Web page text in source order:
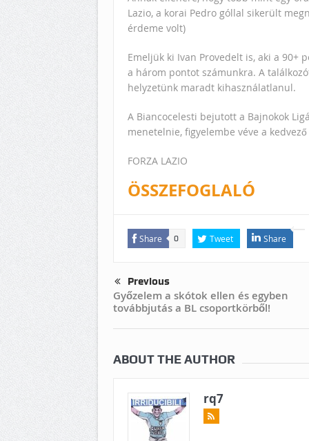
Lazio, a korai Pedro góllal sikerült
érdeme volt)
Emeljük ki Ivan Provedelt is, aki a 90+
a három pontot számunkra. A
helyzetünk maradt kihasználatlanul.
A Biancocelesti bejutott a Bajnokok
menetelnie, figyelembe véve a
FORZA LAZIO
ÖSSZEFOGLALÓ
Share 0 Tweet Share
Previous
Győzelem a skótok ellen és egyben
továbbjutás a BL csoportkörből!
ABOUT THE AUTHOR
rq7